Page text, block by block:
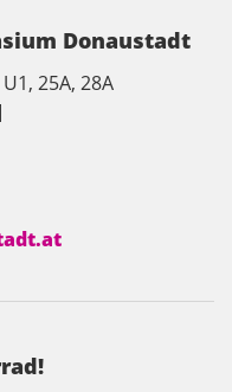
Donaustadt
25A, 28A